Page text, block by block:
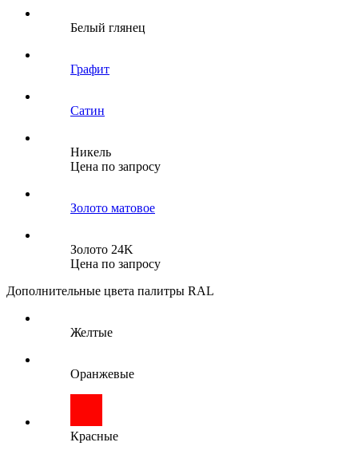
Белый глянец
Графит
Сатин
Никель
Цена по запросу
Золото матовое
Золото 24K
Цена по запросу
Дополнительные цвета палитры RAL
Желтые
Оранжевые
Красные